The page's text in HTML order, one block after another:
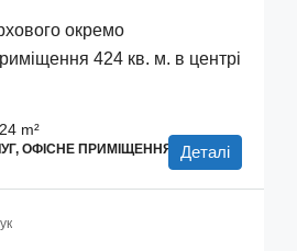
окремо
424 кв. м. в центрі
m²
ОФІСНЕ ПРИМІЩЕННЯ Деталі